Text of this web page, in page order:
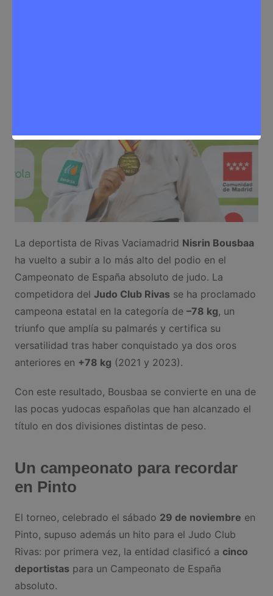
La deportista de Rivas Vaciamadrid Nisrin Bousbaa
ha vuelto a subir a lo más alto del podio en el
Campeonato de España absoluto de judo. La
competidora del Judo Club Rivasse ha proclamado
campeona estatal en la categoría de –78 kg, un
triunfo que amplía su palmarés y certifica su
versatilidad tras haber conquistado ya dos oros
anteriores en +78 kg (2021 y 2023).
Con este resultado, Bousbaa se convierte en una de
las pocas yudocas españolas que han alcanzado el
título en dos divisiones distintas de peso.
Un campeonato para recordar
en Pinto
El torneo, celebrado el sábado 29 de noviembre en
Pinto, supuso además un hito para el Judo Club
Rivas: por primera vez, la entidad clasificó a cinco
deportistaspara un Campeonato de España
absoluto.